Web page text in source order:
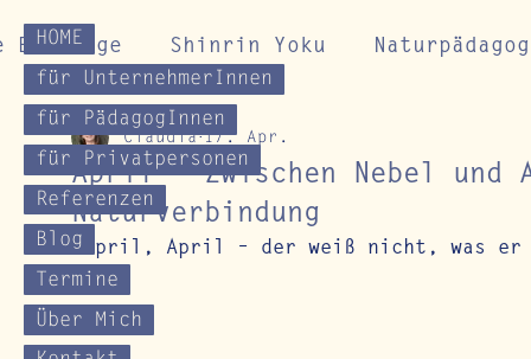
HOME
für UnternehmerInnen
für PädagogInnen
für Privatpersonen
Referenzen
Blog
Termine
Über Mich
Beiträge Shinrin Yoku
Gesundheitskurse Impulse für
April – Zwischen Nebel und
Naturverbindung
Claudia 17. Apr.
"April, April – der weiß nicht, was